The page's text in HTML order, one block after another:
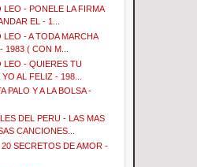
LEO - PONELE LA FIRMA
EL - 1...
LEO - A TODA MARCHA
1983 ( CON M...
LEO - QUIERES TU
AL FELIZ - 198...
PALO Y A LA BOLSA -
DEL PERU - LAS MAS
CANCIONES...
20 SECRETOS DE AMOR -